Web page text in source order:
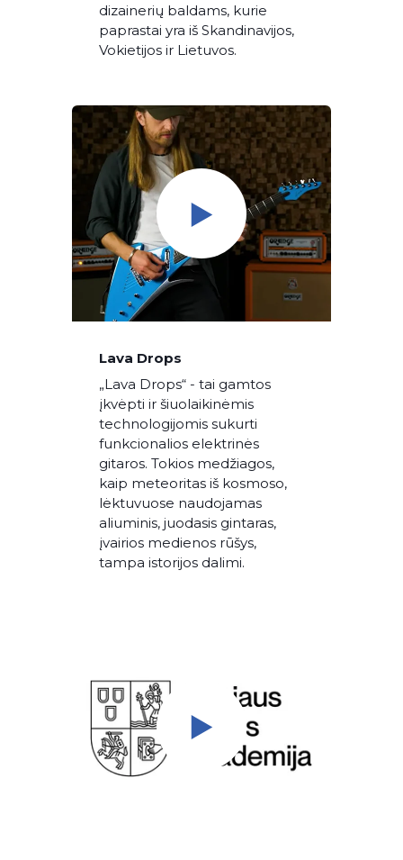
dizainerių baldams, kurie
paprastai yra iš Skandinavijos,
Vokietijos ir Lietuvos.
Lava Drops
„Lava Drops“ - tai gamtos
įkvėpti ir šiuolaikinėmis
technologijomis sukurti
funkcionalios elektrinės
gitaros. Tokios medžiagos,
kaip meteoritas iš kosmoso,
lėktuvuose naudojamas
aliuminis, juodasis gintaras,
įvairios medienos rūšys,
tampa istorijos dalimi.